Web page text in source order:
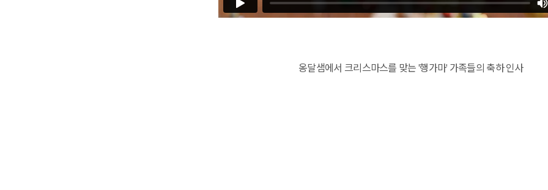
옹달샘에서 크리스마스를 맞는 '행가마' 가족들의 축하 인사